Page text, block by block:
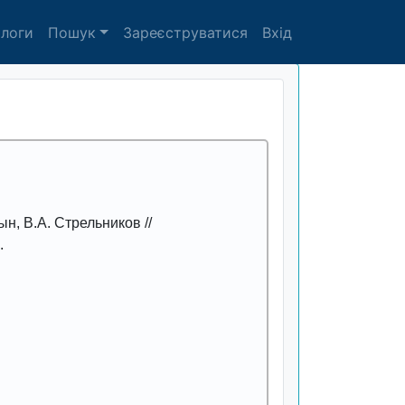
Пошук Зареєструватися Вхід
В.А. Стpельников //
.